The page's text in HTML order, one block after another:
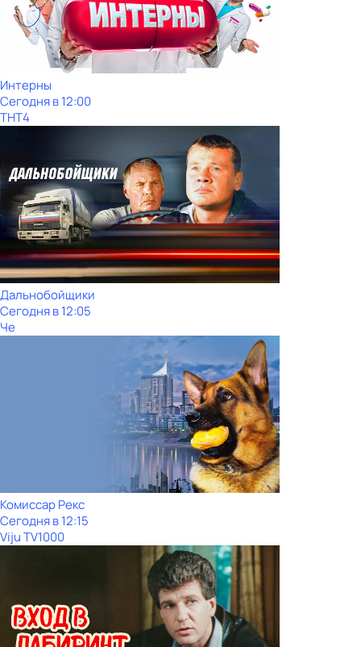
Интерны
Сегодня в 12:00
ТНТ4
Дальнобойщики
Сегодня в 12:05
Че
Комиссар Рекс
Сегодня в 12:15
Viju TV1000